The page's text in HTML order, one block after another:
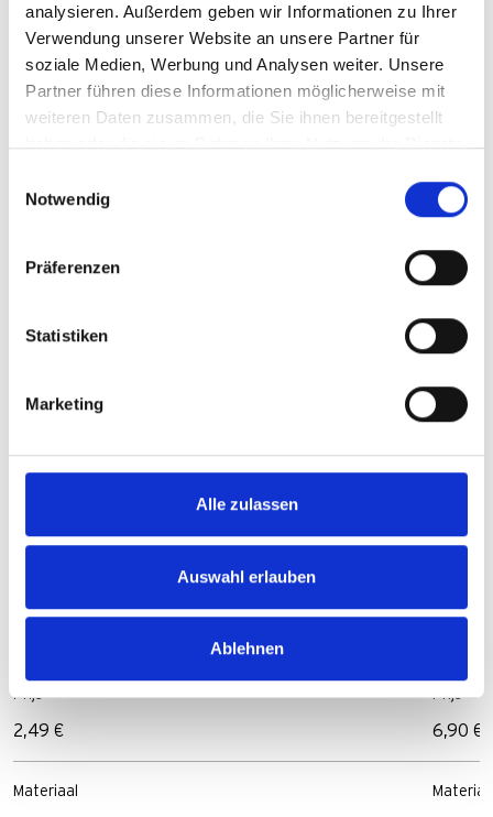
analysieren. Außerdem geben wir Informationen zu Ihrer
Verwendung unserer Website an unsere Partner für
soziale Medien, Werbung und Analysen weiter. Unsere
Partner führen diese Informationen möglicherweise mit
weiteren Daten zusammen, die Sie ihnen bereitgestellt
haben oder die sie im Rahmen Ihrer Nutzung der Dienste
Notwendig
Präferenzen
Statistiken
Marketing
Alle zulassen
Auswahl erlauben
Ablehnen
Vergelijking van geselecteerde
Achterreflector
Prijs
2,49 €
Materiaal
Prijs
6,90 €